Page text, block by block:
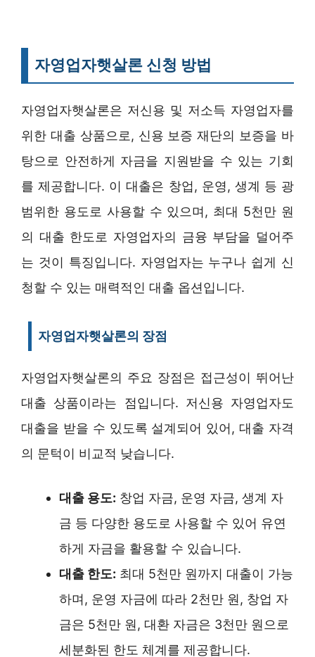
자영업자햇살론 신청 방법
자영업자햇살론은 저신용 및 저소득 자영업자를
위한 대출 상품으로, 신용 보증 재단의 보증을 바
탕으로 안전하게 자금을 지원받을 수 있는 기회
를 제공합니다. 이 대출은 창업, 운영, 생계 등 광
범위한 용도로 사용할 수 있으며, 최대 5천만 원
의 대출 한도로 자영업자의 금융 부담을 덜어주
는 것이 특징입니다. 자영업자는 누구나 쉽게 신
청할 수 있는 매력적인 대출 옵션입니다.
자영업자햇살론의 장점
자영업자햇살론의 주요 장점은 접근성이 뛰어난
대출 상품이라는 점입니다. 저신용 자영업자도
대출을 받을 수 있도록 설계되어 있어, 대출 자격
의 문턱이 비교적 낮습니다.
대출 용도: 창업 자금, 운영 자금, 생계 자
금 등 다양한 용도로 사용할 수 있어 유연
하게 자금을 활용할 수 있습니다.
대출 한도: 최대 5천만 원까지 대출이 가능
하며, 운영 자금에 따라 2천만 원, 창업 자
금은 5천만 원, 대환 자금은 3천만 원으로
세분화된 한도 체계를 제공합니다.